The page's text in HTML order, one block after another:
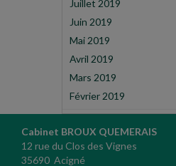
Juillet 2019
Juin 2019
Mai 2019
Avril 2019
Mars 2019
Février 2019
Cabinet BROUX QUEMERAIS
12 rue du Clos des Vignes
35690 Acigné